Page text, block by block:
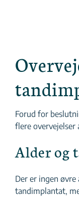
Forud for
flere overvejelser
Alder og
Der er ingen
tandimplantat,